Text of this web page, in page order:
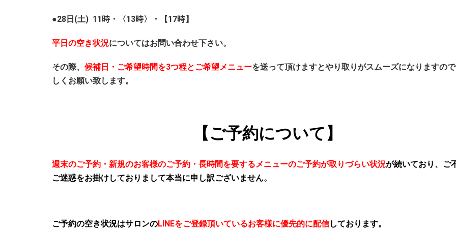
●28日(土) 11時・〈13時〉・【17時】
平日の空き状況についてはお問い合わせ下さい。
その際、 候補日・ご希望時間を3つ程とご希望メニューを送って頂けますとやり取りがスムーズになりますの
しくお願い致します。
【ご予約について】
週末のご予約・新規のお客様のご予約・長時間を要するメニューのご予約が取りづらい状況が続いており、ご
ご迷惑をお掛けしておりまして本当に申し訳ございません。
ご予約の空き状況はサロンのLINEをご登録頂いているお客様に優先的に配信しております。